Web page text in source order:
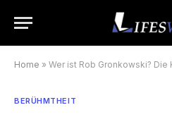
Home » Wer ist Rob Gronkowski? Die Karriere
BERÜHMTHEIT